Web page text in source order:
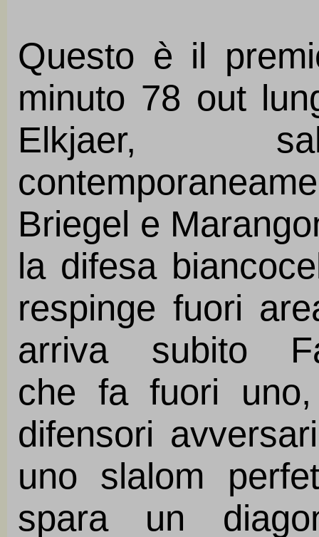
Questo è il
minuto 78 out
Elkjaer,
Briegel e
la difesa
respinge fuori
arriva subito
che fa fuori
difensori
uno slalom
spara un